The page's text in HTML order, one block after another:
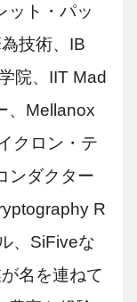
ット・パッ
技術、IB
院、IIT Mad
、Mellanox
クロン・テ
ンダクター
R
、SiFiveな
名を連ねて